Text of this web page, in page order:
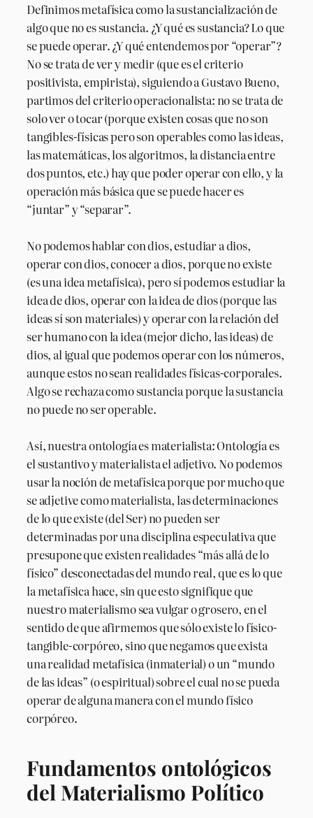
Definimos metafísica como la sustancialización de
algo que no es sustancia. ¿Y qué es sustancia? Lo que
se puede operar. ¿Y qué entendemos por “operar”?
No se trata de ver y medir (que es el criterio
positivista, empirista), siguiendo a Gustavo Bueno,
partimos del criterio operacionalista: no se trata de
solo ver o tocar (porque existen cosas que no son
tangibles-físicas pero son operables como las ideas,
las matemáticas, los algoritmos, la distancia entre
dos puntos, etc.) hay que poder operar con ello, y la
operación más básica que se puede hacer es
“juntar” y “separar”.
No podemos hablar con dios, estudiar a dios,
operar con dios, conocer a dios, porque no existe
(es una idea metafísica), pero sí podemos estudiar la
idea de dios, operar con la idea de dios (porque las
ideas sí son materiales) y operar con la relación del
ser humano con la idea (mejor dicho, las ideas) de
dios, al igual que podemos operar con los números,
aunque estos no sean realidades físicas-corporales.
Algo se rechaza como sustancia porque la sustancia
no puede no ser operable.
Así, nuestra ontología es materialista: Ontología es
el sustantivo y materialista el adjetivo. No podemos
usar la noción de metafísica porque por mucho que
se adjetive como materialista, las determinaciones
de lo que existe (del Ser) no pueden ser
determinadas por una disciplina especulativa que
presupone que existen realidades “más allá de lo
físico” desconectadas del mundo real, que es lo que
la metafísica hace, sin que esto signifique que
nuestro materialismo sea vulgar o grosero, en el
sentido de que afirmemos que sólo existe lo físico-
tangible-corpóreo, sino que negamos que exista
una realidad metafísica (inmaterial) o un “mundo
de las ideas” (o espiritual) sobre el cual no se pueda
operar de alguna manera con el mundo físico
corpóreo.
Fundamentos ontológicos
del Materialismo Político